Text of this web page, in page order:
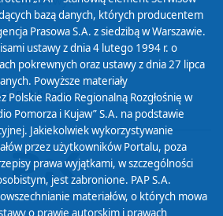
Publicznej
bazą danych, których producentem
Prasowa S.A. z siedzibą w Warszawie.
ustawy z dnia 4 lutego 1994 r. o
pokrewnych oraz ustawy z dnia 27 lipca
Powyższe materiały
Polskie Radio Regionalną Rozgłośnię w
Pomorza i Kujaw” S.A. na podstawie
Jakiekolwiek wykorzystywanie
przez użytkowników Portalu, poza
prawa wyjątkami, w szczególności
jest zabronione. PAP S.A.
materiałów, o których mowa
o prawie autorskim i prawach